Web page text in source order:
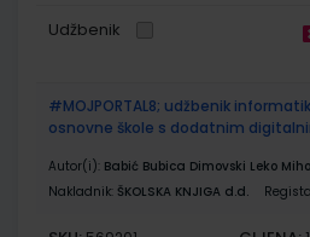
Udžbenik
#MOJPORTAL8; udžbenik
osnovne škole s dodatnim
Autor(i): Babić Bubica Dimovski Leko
Nakladnik: ŠKOLSKA KNJIGA d.d.